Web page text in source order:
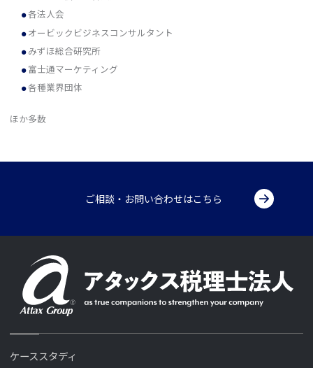
各法人会
オービックビジネスコンサルタント
みずほ総合研究所
富士通マーケティング
各種業界団体
ほか多数
ご相談・お問い合わせはこちら
ケーススタディ